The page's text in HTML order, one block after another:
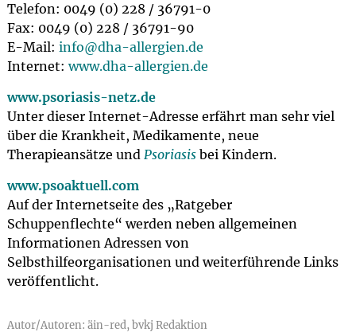
Telefon: 0049 (0) 228 / 36791-0
Fax: 0049 (0) 228 / 36791-90
E-Mail: info@dha-allergien.de
Internet:www.dha-allergien.de
www.psoriasis-netz.de
Unter dieser Internet-Adresse erfährt man sehr viel
über die Krankheit, Medikamente, neue
Therapieansätze und Psoriasisbei Kindern.
www.psoaktuell.com
Auf der Internetseite des „Ratgeber
Schuppenflechte“ werden neben allgemeinen
Informationen Adressen von
Selbsthilfeorganisationen und weiterführende Links
veröffentlicht.
Autor/Autoren: äin-red, bvkj Redaktion